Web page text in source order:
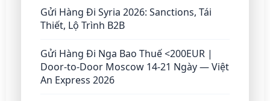
Gửi Hàng Đi Syria 2026: Sanctions, Tái
Thiết, Lộ Trình B2B
Gửi Hàng Đi Nga Bao Thuế <200EUR |
Door-to-Door Moscow 14-21 Ngày — Việt
An Express 2026